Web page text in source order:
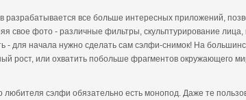
все больше интересных приложений,
свое фото - различные фильтры, скульптурирование
- для начала нужно сделать сам сэлфи-снимок! На
рост, или охватить побольше фрагментов окружающего
сэлфи обязательно есть монопод. Даже те